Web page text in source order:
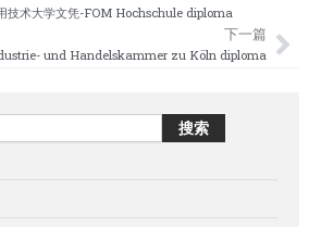
技术大学文凭-FOM Hochschule diploma
下一篇
und Handelskammer zu Köln diploma
搜索